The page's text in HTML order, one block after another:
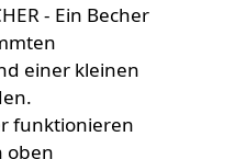
- Ein Becher
einer kleinen
funktionieren
oben